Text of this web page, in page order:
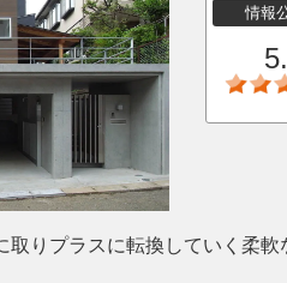
情報
取りプラスに転換していく柔